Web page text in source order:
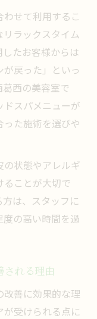
と接客ポイ
スパの激戦区
川区ならで
リラクゼーシ
心のリフレッ
なる方へ
ース選びのコ
せて利用するこ
ラックスタイム
たお客様からは
が戻った」といっ
西の美容室で
スパメニューが
た施術を選びや
状態やアレルギ
ことが大切で
は、スタッフに
の高い時間を過
される理由
善に効果的な理
受けられる点に